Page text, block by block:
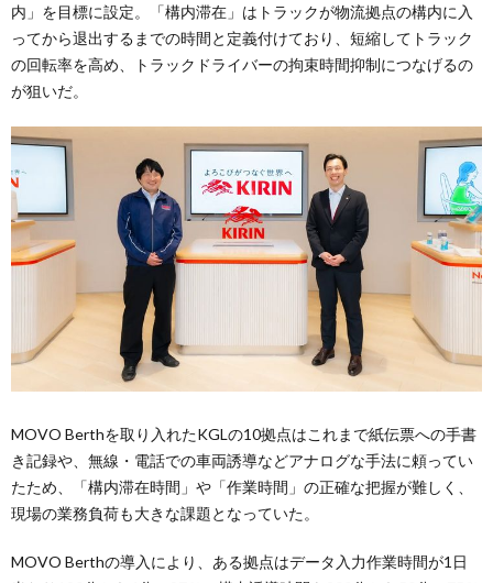
内」を目標に設定。「構内滞在」はトラックが物流拠点の構内に入
ってから退出するまでの時間と定義付けており、短縮してトラック
の回転率を高め、トラックドライバーの拘束時間抑制につなげるの
が狙いだ。
MOVO Berthを取り入れたKGLの10拠点はこれまで紙伝票への手書
き記録や、無線・電話での車両誘導などアナログな手法に頼ってい
たため、「構内滞在時間」や「作業時間」の正確な把握が難しく、
現場の業務負荷も大きな課題となっていた。
MOVO Berthの導入により、ある拠点はデータ入力作業時間が1日